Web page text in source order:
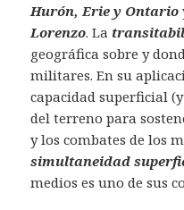
Hurón, Erie y Ontario
Lorenzo. La
geográfica sobre y
militares. En su
capacidad superficial
del terreno para
y los combates de los
simultaneidad
medios es uno de sus